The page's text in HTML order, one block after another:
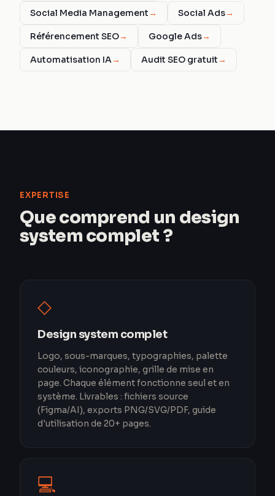
Social Media Management→ Social Ads→
Référencement SEO→ Google Ads→
Automatisation IA→ Audit SEO gratuit→
EXPERTISE
Que comprend un design
system complet ?
◇
Design system complet
Logo, sous-marques, typographies, palette
couleurs, iconographie, grille de mise en
page. Chaque élément fonctionne seul et en
système. Livrables : fichiers source
(Figma/AI), exports PNG/SVG/PDF, guide
d'utilisation de 20+ pages.
💻